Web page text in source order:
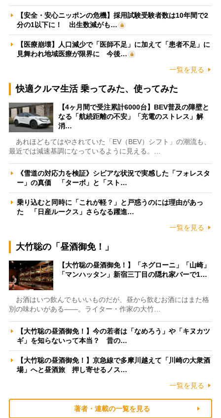
【安全・安心ニッポンの危機】採用試験受験者数は10年間で2
分の1以下に！ 出生数減がも…
【医療崩壊】人口減少で「医師不足」に加えて「患者不足」に
見舞われ地域医療が限界に 今後…
一覧を見る
快適クルマ生活 乗ってみた、使ってみた
【4ヶ月間で受注累計6000台】BEV普及の障壁と
なる「航続距離の不安」「充電のストレス」解
消…
あれほどもてはやされていた「EV（BEV）シフト」の潮流も、
最近では減速基調になっているように見える。…
《雪道の対応力を検証》シビアな状況で実感した「フォレスタ
ー」の真価 「ターボ」と「スト…
乗り込むと同時に「これが軽？」と戸惑うのには理由があっ
た 「日産ルークス」さらなる躍進…
一覧を見る
大竹聡の「昼酒御免！」
【大竹聡の昼酒御免！】「ネグローニ」「山崎」
「マンハッタン」新宿三丁目の隠れ家バーで1…
お酒はいつ飲んでもいいものだが、昼から飲むお酒にはまた格
別の味わいがある――。ライター・作家の大竹…
【大竹聡の昼酒御免！】今の若者は「なめろう」や「キヌカツ
ギ」を知らないって本当？ 昔の…
【大竹聡の昼酒御免！】京急線で多摩川越えて「川崎の大衆酒
場」へと昼酒旅 押し寄せるノス…
一覧を見る
著者・連載の一覧を見る